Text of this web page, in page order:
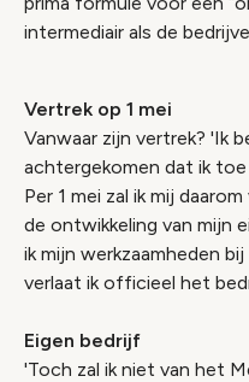
intermediair als de
Vertrek op 1 mei
Vanwaar zijn vertrek? 'Ik
achtergekomen dat ik
Per 1 mei zal ik mij
de ontwikkeling van mijn
ik mijn werkzaamheden
verlaat ik officieel het
Eigen bedrijf
'Toch zal ik niet van het